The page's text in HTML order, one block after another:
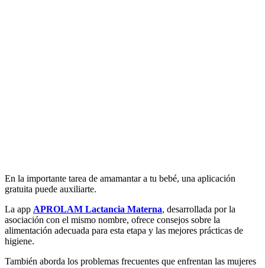
En la importante tarea de amamantar a tu bebé, una aplicación
gratuita puede auxiliarte.
La app APROLAM Lactancia Materna, desarrollada por la
asociación con el mismo nombre, ofrece consejos sobre la
alimentación adecuada para esta etapa y las mejores prácticas de
higiene.
También aborda los problemas frecuentes que enfrentan las mujeres